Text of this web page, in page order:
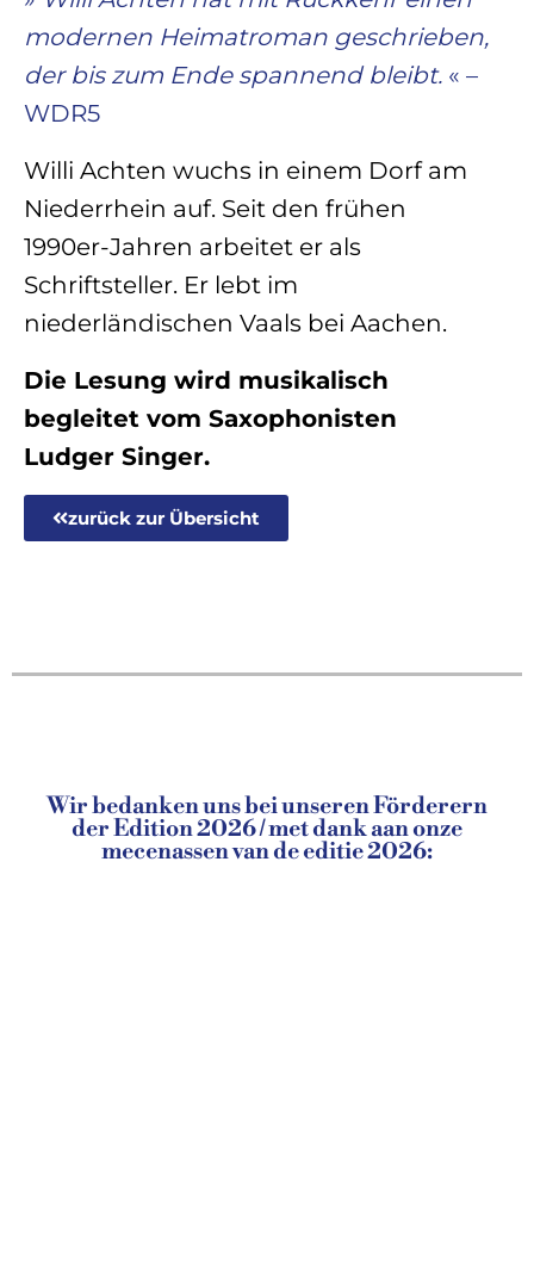
modernen Heimatroman geschrieben,
der bis zum Ende spannend bleibt. « –
WDR5
Willi Achten wuchs in einem Dorf am
Niederrhein auf. Seit den frühen
1990er-Jahren arbeitet er als
Schriftsteller. Er lebt im
niederländischen Vaals bei Aachen.
Die Lesung wird musikalisch
begleitet vom Saxophonisten
Ludger Singer.
zurück zur Übersicht
Wir bedanken uns bei unseren Förderern
der Edition 2026 / met dank aan onze
mecenassen van de editie 2026: